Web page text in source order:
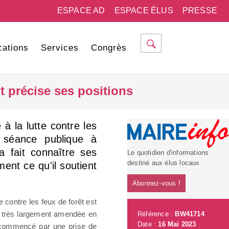
PRESSE
ESPACE ÉLUS
ESPACE AD
Services Congrès
précise ses positions
à la lutte contre les
publique à
fait connaître ses
ce qu'il soutient
contre les feux de forêt est
largement amendée en
par une prise de
Le quotidien d'informations
destiné aux élus locaux
Abonnez-vous !
Référence : BW41714
Date :16 Mai 2023